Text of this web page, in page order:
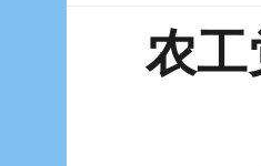
农工